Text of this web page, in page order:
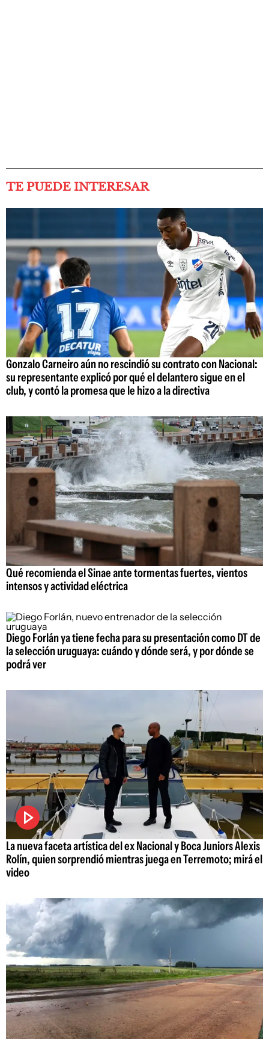
TE PUEDE INTERESAR
Gonzalo Carneiro aún no rescindió su contrato con Nacional:
su representante explicó por qué el delantero sigue en el
club, y contó la promesa que le hizo a la directiva
Qué recomienda el Sinae ante tormentas fuertes, vientos
intensos y actividad eléctrica
Diego Forlán ya tiene fecha para su presentación como DT de
la selección uruguaya: cuándo y dónde será, y por dónde se
podrá ver
La nueva faceta artística del ex Nacional y Boca Juniors Alexis
Rolín, quien sorprendió mientras juega en Terremoto; mirá el
video